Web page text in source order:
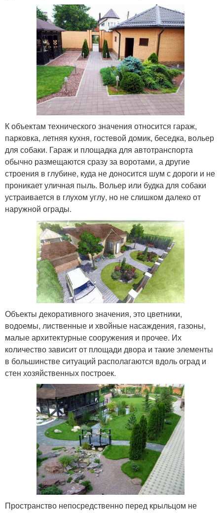
К объектам технического значения относится гараж,
парковка, летняя кухня, гостевой домик, беседка, вольер
для собаки. Гараж и площадка для автотранспорта
обычно размещаются сразу за воротами, а другие
строения в глубине, куда не доносится шум с дороги и не
проникает уличная пыль. Вольер или будка для собаки
устраивается в глухом углу, но не слишком далеко от
наружной ограды.
Объекты декоративного значения, это цветники,
водоемы, лиственные и хвойные насаждения, газоны,
малые архитектурные сооружения и прочее. Их
количество зависит от площади двора и такие элементы
в большинстве ситуаций располагаются вдоль оград и
стен хозяйственных построек.
Пространство непосредственно перед крыльцом не